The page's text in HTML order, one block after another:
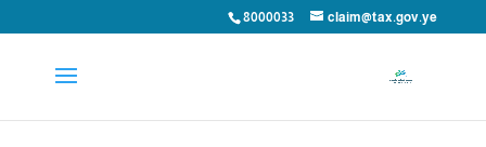
8000033 claim@tax.gov.ye